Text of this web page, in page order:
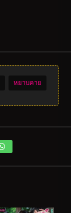
หยาบคาย